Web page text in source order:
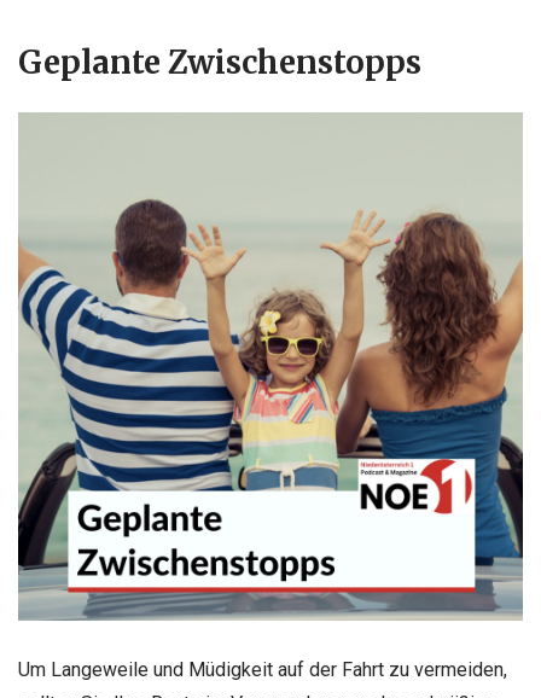
Geplante Zwischenstopps
Um Langeweile und Müdigkeit auf der Fahrt zu vermeiden,